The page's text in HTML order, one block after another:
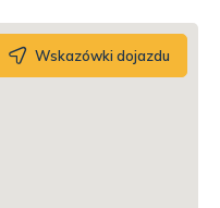
Wskazówki dojazdu